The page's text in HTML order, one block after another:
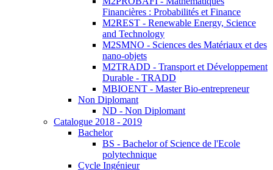
Financières : Probabilités et Finance
M2REST - Renewable Energy, Science
and Technology
M2SMNO - Sciences des Matériaux et des
nano-objets
M2TRADD - Transport et Développement
Durable - TRADD
MBIOENT - Master Bio-entrepreneur
Non Diplomant
ND - Non Diplomant
Catalogue 2018 - 2019
Bachelor
BS - Bachelor of Science de l'Ecole
polytechnique
Cycle Ingénieur